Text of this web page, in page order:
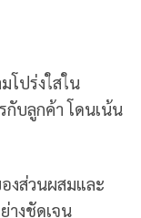
โปร่งใสใน
กับลูกค้า โดนเน้น
งส่วนผสมและ
างชัดเจน